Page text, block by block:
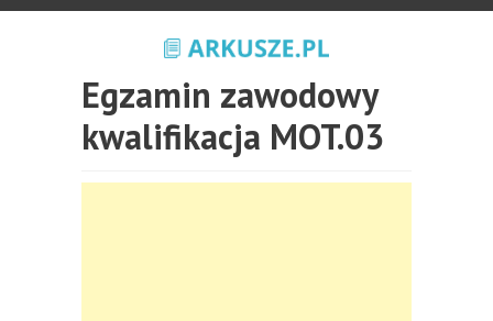
Egzamin zawodowy
kwalifikacja MOT.03